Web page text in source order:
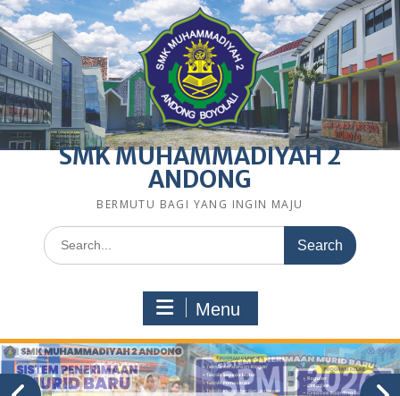
SMK MUHAMMADIYAH 2
ANDONG
BERMUTU BAGI YANG INGIN MAJU
Search
for:
Menu